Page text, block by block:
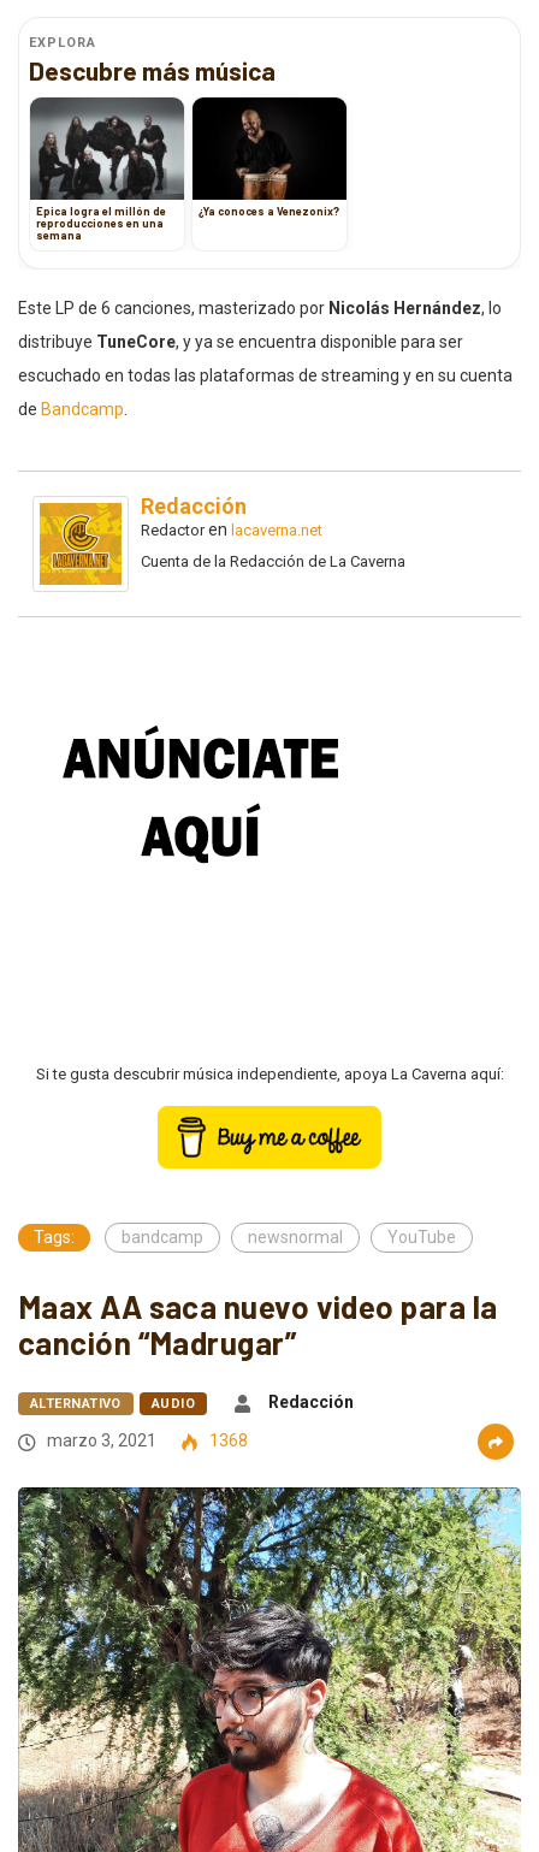
EXPLORA
Descubre más música
Epica logra el millón de
reproducciones en una
semana
¿Ya conoces a Venezonix?
Este LP de 6 canciones, masterizado por Nicolás Hernández, lo
distribuye TuneCore, y ya se encuentra disponible para ser
escuchado en todas las plataformas de streaming y en su cuenta
de Bandcamp.
Redacción
Redactoren lacaverna.net
Cuenta de la Redacción de La Caverna
Si te gusta descubrir música independiente, apoya La Caverna aquí:
Tags: bandcamp newsnormal YouTube
Maax AA saca nuevo video para la
canción “Madrugar”
ALTERNATIVO AUDIO
Redacción
marzo 3, 2021
1368